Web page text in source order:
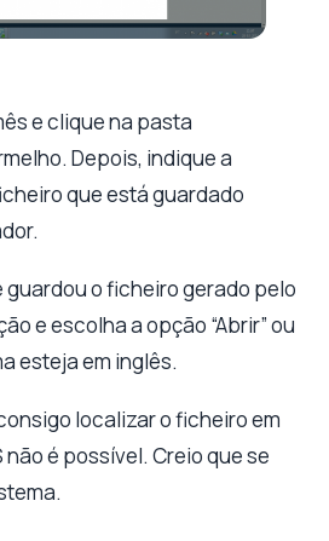
e clique na pasta
Depois, indique a
que está guardado
guardou o ficheiro gerado pelo
e escolha a opção “Abrir” ou
esteja em inglês.
localizar o ficheiro em
não é possível. Creio que se